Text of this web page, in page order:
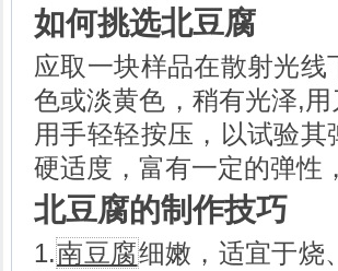
豆皮的做法
如何挑选北豆腐
应取一块样品在散射光
色或淡黄色，稍有光泽,
用手轻轻按压，以试验
硬适度，富有一定的弹性
北豆腐的制作技巧
1.南豆腐细嫩，适宜于烧